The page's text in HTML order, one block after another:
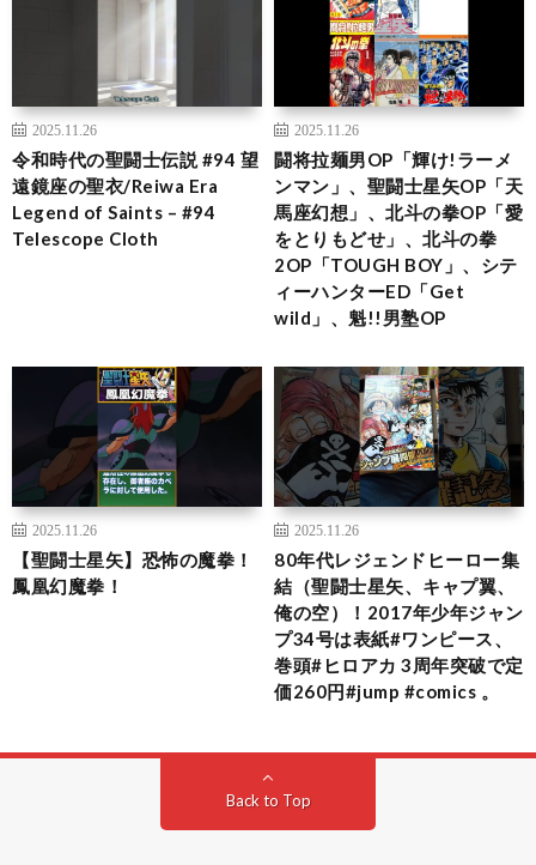
2025.11.26
令和時代の聖闘士伝説 #94 望
遠鏡座の聖衣/Reiwa Era
Legend of Saints – #94
Telescope Cloth
2025.11.26
闘将拉麺男OP「輝け!ラーメ
ンマン」、聖闘士星矢OP「天
馬座幻想」、北斗の拳OP「愛
をとりもどせ」、北斗の拳
2OP「TOUGH BOY」、シテ
ィーハンターED「Get
wild」、魁!!男塾OP
2025.11.26
【聖闘士星矢】恐怖の魔拳！
鳳凰幻魔拳！
2025.11.26
80年代レジェンドヒーロー集
結（聖闘士星矢、キャプ翼、
俺の空）！2017年少年ジャン
プ34号は表紙#ワンピース、
巻頭#ヒロアカ 3周年突破で定
価260円#jump #comics 。
Back to Top